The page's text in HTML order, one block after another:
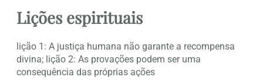
Lições espirituais
lição 1: A justiça humana não garante a recompensa
divina; lição 2: As provações podem ser uma
consequência das próprias ações